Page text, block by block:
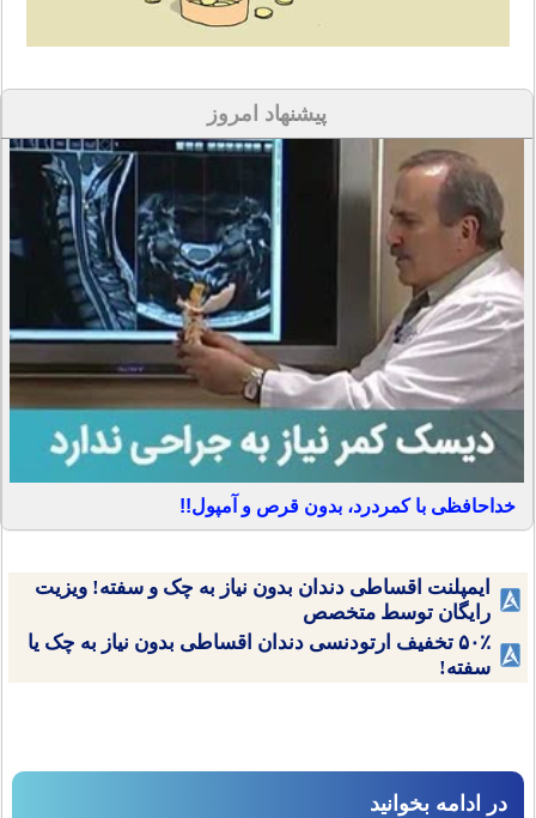
پیشنهاد امروز
خداحافظی با کمردرد، بدون قرص و آمپول!!
ایمپلنت اقساطی دندان بدون نیاز به چک و سفته! ویزیت
رایگان توسط متخصص
۵۰٪ تخفیف ارتودنسی دندان اقساطی بدون نیاز به چک یا
سفته!
در ادامه بخوانید